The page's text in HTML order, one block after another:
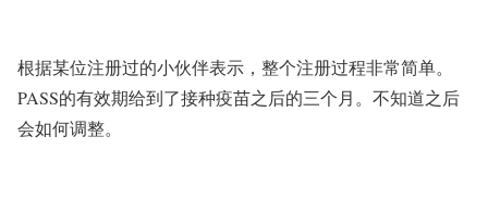
根据某位注册过的小伙伴表示，整个注册过程非常简单。
PASS的有效期给到了接种疫苗之后的三个月。不知道之后
会如何调整。